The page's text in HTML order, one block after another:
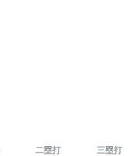
二塁打 三塁打